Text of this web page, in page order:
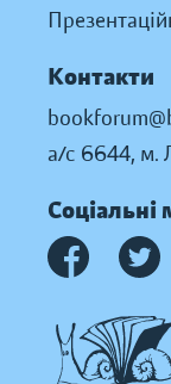
Контакти
а/с 6644, м.
Соціальні